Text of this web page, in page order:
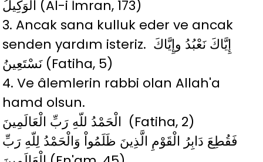
الْوَكِيلُ (Al-i İmran, 173)
3. Ancak sana kulluk eder ve ancak
senden yardım isteriz. إِيَّاكَ نَعْبُدُ وإِيَّاكَ
نَسْتَعِينُ (Fatiha, 5)
4. Ve âlemlerin rabbi olan Allah'a
hamd olsun.
الْحَمْدُ للّهِ رَبِّ الْعَالَمِينَ (Fatiha, 2)
فَقُطِعَ دَابِرُ الْقَوْمِ الَّذِينَ ظَلَمُواْ وَالْحَمْدُ لِلّهِ رَبِّ